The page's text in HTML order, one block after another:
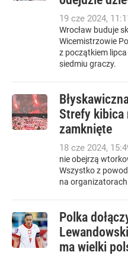
19 cze 2024,
Wrocław buduje
Wicemistrzowie
z początkiem
siedmiu graczy.
Strefy kibica
zamknięte
18 cze 2024,
nie obejrzą
Wszystko z
na
Polka
ma wielki